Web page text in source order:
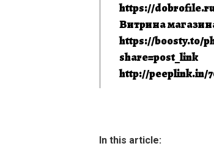
https://
Витрина
https://boosty.to/
share=post_link
http://peeplink.in/
In this article: